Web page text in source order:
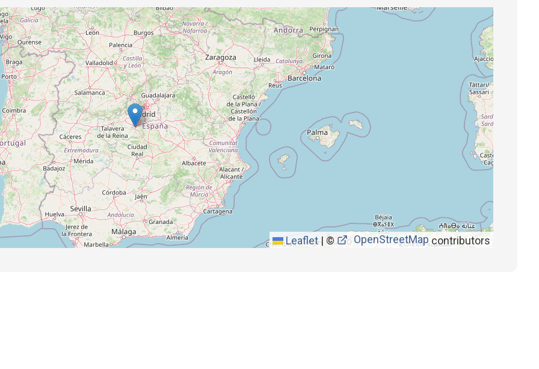
Leaflet|© OpenStreetMapcontributors